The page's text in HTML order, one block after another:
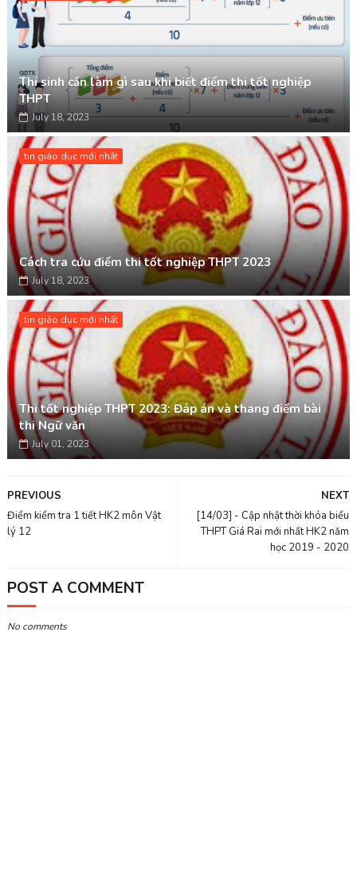
Thí sinh cần làm gì sau khi biết điểm thi tốt nghiệp
THPT
July 18, 2023
tin giáo dục mới nhất
Cách tra cứu điểm thi tốt nghiệp THPT 2023
July 18, 2023
tin giáo dục mới nhất
Thi tốt nghiệp THPT 2023: Đáp án và thang điểm bài
thi Ngữ văn
July 01, 2023
NEXT
[14/03] - Cập nhật thời khóa biểu
THPT Giá Rai mới nhất HK2 năm
học 2019 - 2020
PREVIOUS
Điểm kiểm tra 1 tiết HK2 môn Vật
lý 12
POST A COMMENT
No comments